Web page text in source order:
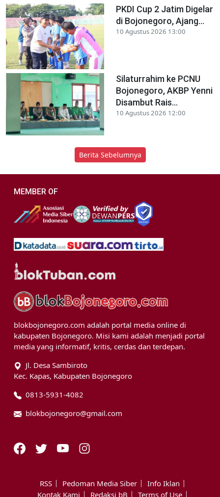
PKDI Cup 2 Jatim Digelar
di Bojonegoro, Ajang...
10 Agustus 2026 13:00
Silaturrahim ke PCNU
Bojonegoro, AKBP Yenni
Disambut Rais...
10 Agustus 2026 12:00
Berita Sebelumnya
MEMBER OF
blokbojonegoro.com adalah portal media online di
kabupaten Bojonegoro. Misi kami adalah menjadi portal
media yang informatif, kritis, cerdas dan terdepan.
Jl. Desa Sambiroto
Kec. Kapas, Kabupaten Bojonegoro
0813-5931-4082
blokbojonegoro@gmail.com
RSS Pedoman Media Siber
Info Iklan
Kontak Kami
Redaksi bB Terms of Use